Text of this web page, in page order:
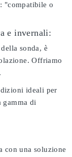
"compatibile o
e invernali:
sonda, è
Offriamo
ideali per
gamma di
con una soluzione